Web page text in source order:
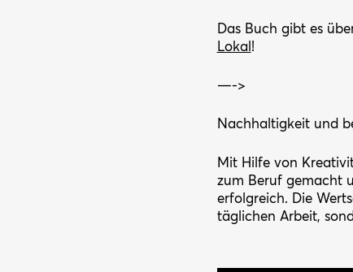
Das Buch gibt es
Lokal !
—->
Nachhaltigkeit und
Mit Hilfe von
zum Beruf gemacht
erfolgreich. Die
täglichen Arbeit,